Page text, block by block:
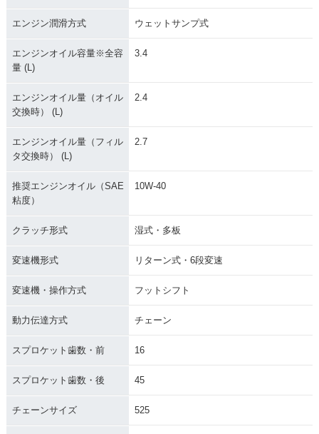
エンジン潤滑方式 ウェットサンプ式
エンジンオイル容量※全容
量 (L)
3.4
エンジンオイル量（オイル
交換時） (L)
2.4
エンジンオイル量（フィル
タ交換時） (L)
2.7
推奨エンジンオイル（SAE
粘度）
10W-40
クラッチ形式 湿式・多板
変速機形式 リターン式・6段変速
変速機・操作方式 フットシフト
動力伝達方式 チェーン
スプロケット歯数・前 16
スプロケット歯数・後 45
チェーンサイズ 525